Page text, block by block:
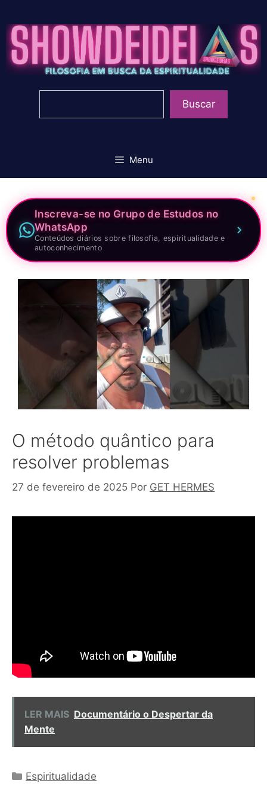
para
conteúdo
Buscar
Menu
Inscreva-se no Grupo de Estudos no
WhatsApp
Conteúdos diários sobre filosofia, espiritualidade e
autoconhecimento
O método quântico para
resolver problemas
27 de fevereiro de 2025 Por GET HERMES
LER MAIS Documentário o Despertar da
Mente
Categorias
Espiritualidade